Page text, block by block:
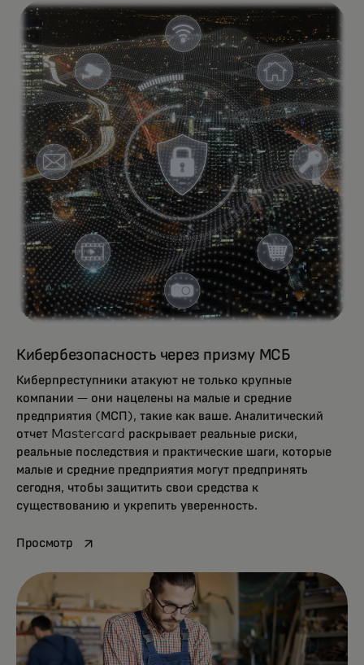
Кибербезопасность через призму МСБ
Киберпреступники атакуют не только крупные
компании — они нацелены на малые и средние
предприятия (МСП), такие как ваше. Аналитический
отчет Mastercard раскрывает реальные риски,
реальные последствия и практические шаги, которые
малые и средние предприятия могут предпринять
сегодня, чтобы защитить свои средства к
существованию и укрепить уверенность.
Просмотрopens in a new tab